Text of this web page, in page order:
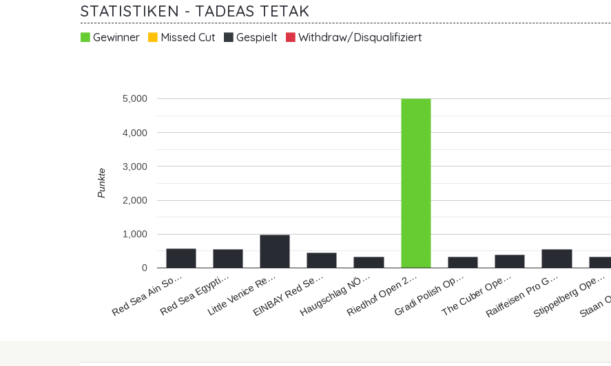
STATISTIKEN - TADEAS TETAK
Gewinner Missed Cut Gespielt Withdraw/Disqualifiziert
Red Sea Ain So…Red Sea Egypti…Little Venice Re…EINBAY Red Se…Haugschlag NÖ…Riedhof Open 2…Gradi Polish Op…The Cuber Ope…Raiffeisen Pro G…Stippelberg Ope…
0
1,000
2,000
3,000
4,000
5,000
Punkte